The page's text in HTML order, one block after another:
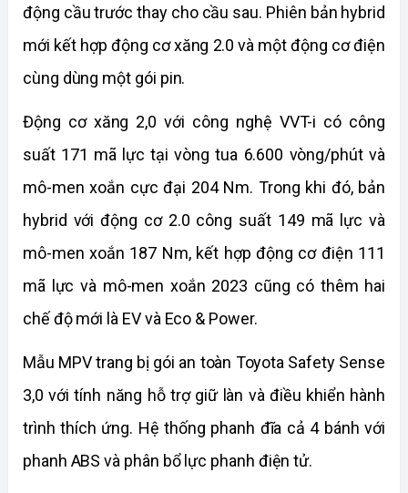
động cầu trước thay cho cầu sau. Phiên bản hybrid
mới kết hợp động cơ xăng 2.0 và một động cơ điện
cùng dùng một gói pin.
Động cơ xăng 2,0 với công nghệ VVT-i có công
suất 171 mã lực tại vòng tua 6.600 vòng/phút và
mô-men xoắn cực đại 204 Nm. Trong khi đó, bản
hybrid với động cơ 2.0 công suất 149 mã lực và
mô-men xoắn 187 Nm, kết hợp động cơ điện 111
mã lực và mô-men xoắn 2023 cũng có thêm hai
chế độ mới là EV và Eco & Power.
Mẫu MPV trang bị gói an toàn Toyota Safety Sense
3,0 với tính năng hỗ trợ giữ làn và điều khiển hành
trình thích ứng. Hệ thống phanh đĩa cả 4 bánh với
phanh ABS và phân bổ lực phanh điện tử.